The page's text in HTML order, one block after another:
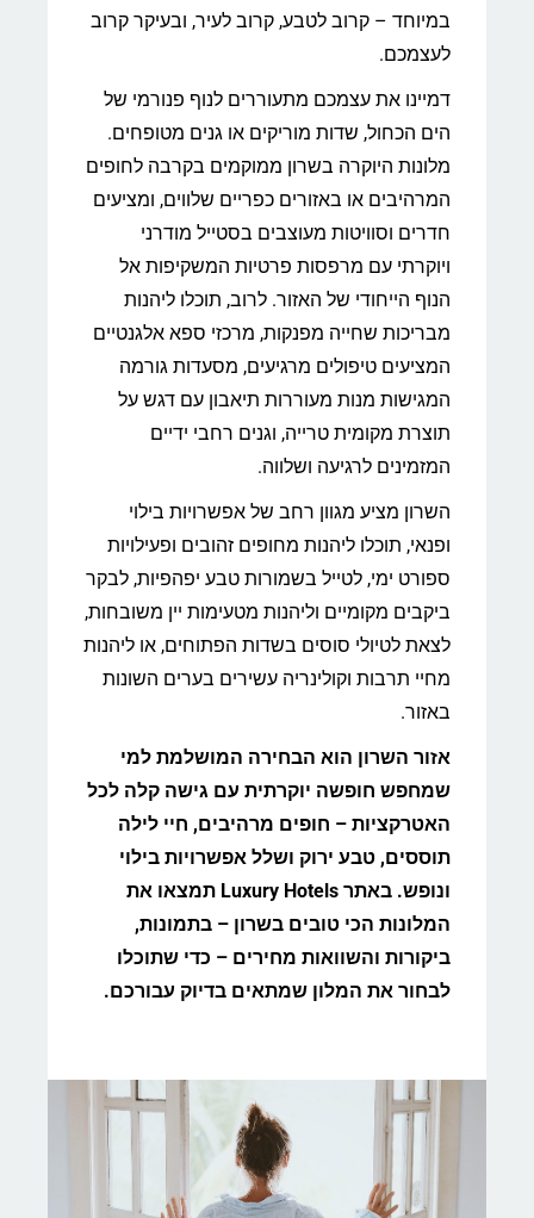
במיוחד – קרוב לטבע, קרוב לעיר, ובעיקר קרוב
לעצמכם.
דמיינו את עצמכם מתעוררים לנוף פנורמי של
הים הכחול, שדות מוריקים או גנים מטופחים.
מלונות היוקרה בשרון ממוקמים בקרבה לחופים
המרהיבים או באזורים כפריים שלווים, ומציעים
חדרים וסוויטות מעוצבים בסטייל מודרני
ויוקרתי עם מרפסות פרטיות המשקיפות אל
הנוף הייחודי של האזור. לרוב, תוכלו ליהנות
מבריכות שחייה מפנקות, מרכזי ספא אלגנטיים
המציעים טיפולים מרגיעים, מסעדות גורמה
המגישות מנות מעוררות תיאבון עם דגש על
תוצרת מקומית טרייה, וגנים רחבי ידיים
המזמינים לרגיעה ושלווה.
השרון מציע מגוון רחב של אפשרויות בילוי
ופנאי, תוכלו ליהנות מחופים זהובים ופעילויות
ספורט ימי, לטייל בשמורות טבע יפהפיות, לבקר
ביקבים מקומיים וליהנות מטעימות יין משובחות,
לצאת לטיולי סוסים בשדות הפתוחים, או ליהנות
מחיי תרבות וקולינריה עשירים בערים השונות
באזור.
אזור השרון הוא הבחירה המושלמת למי
שמחפש חופשה יוקרתית עם גישה קלה לכל
האטרקציות – חופים מרהיבים, חיי לילה
תוססים, טבע ירוק ושלל אפשרויות בילוי
ונופש. באתר Luxury Hotels תמצאו את
המלונות הכי טובים בשרון – בתמונות,
ביקורות והשוואות מחירים – כדי שתוכלו
לבחור את המלון שמתאים בדיוק עבורכם.